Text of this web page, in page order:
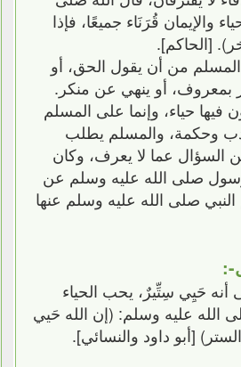
والإيمان قُرَنَاء جميعًا، فإذا
[الحاكم].
المسلم من أن يقول الحق، أو
بمعروف، أو ينهي عن منكر.
فيها حياء، وإنما على المسلم
وحكمة، والمسلم يطلب
السؤال عما لا يعرف، وكان
صلى الله عليه وسلم عن
النبي صلى الله عليه وسلم عنها
:
أنه حَيِي سِتِّيرٌ، يحب الحياء
الله عليه وسلم: (إن الله حَيي
[أبو داود والنسائي].